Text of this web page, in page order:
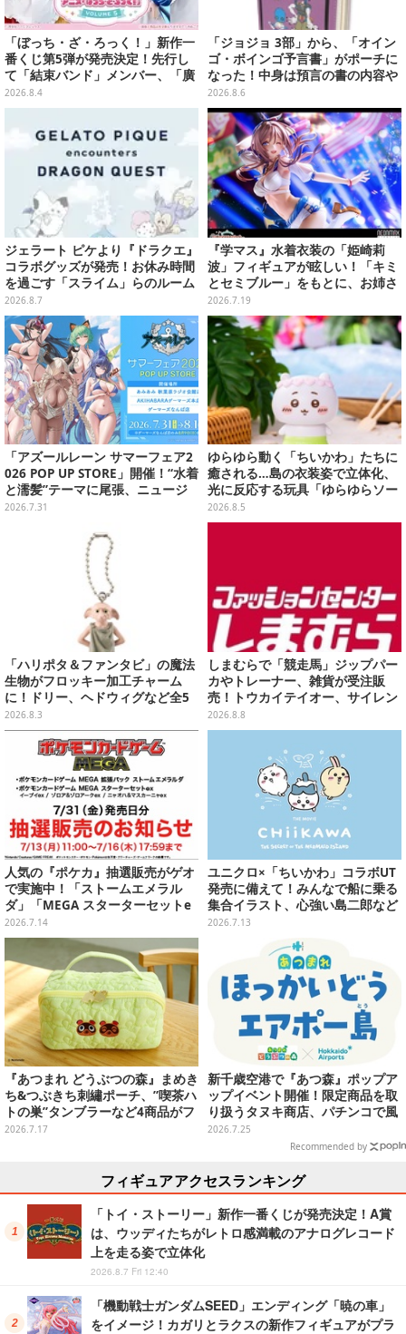
「ぼっち・ざ・ろっく！」新作一
番くじ第5弾が発売決定！先行し
て「結束バンド」メンバー、「廣
井きくり」のメイド衣装フィギュ
アを公開
2026.8.4
「ジョジョ 3部」から、「オイン
ゴ・ボインゴ予言書」がポーチに
なった！中身は預言の書の内容や
アニメ総柄デザインをプリント
2026.8.6
ジェラート ピケより『ドラクエ』
コラボグッズが発売！お休み時間
を過ごす「スライム」らのルーム
ウェア、雑貨など多数ラインナッ
プ
2026.8.7
『学マス』水着衣装の「姫崎莉
波」フィギュアが眩しい！「キミ
とセミブルー」をもとに、お姉さ
ん力あふれる姿を立体化
2026.7.19
「アズールレーン サマーフェア2
026 POP UP STORE」開催！“水着
と濡髪”テーマに尾張、ニュージ
ャージーなど新規描き下ろしイラ
2026.7.31
ゆらゆら動く「ちいかわ」たちに
癒される…島の衣装姿で立体化、
光に反応する玩具「ゆらゆらソー
ラー」全8種が全国アミューズメ
ント施設にて展開
2026.8.5
「ハリポタ＆ファンタビ」の魔法
生物がフロッキー加工チャーム
に！ドリー、ヘドウィグなど全5
種のガシャポンが8月第5週より発
売
2026.8.3
しまむらで「競走馬」ジップパー
カやトレーナー、雑貨が受注販
売！トウカイテイオー、サイレン
ススズカなど名馬をデザイン
2026.8.8
人気の『ポケカ』抽選販売がゲオ
で実施中！「ストームエメラル
ダ」「MEGA スターターセットe
x」各種の全4商品
2026.7.14
ユニクロ×「ちいかわ」コラボUT
発売に備えて！みんなで船に乗る
集合イラスト、心強い島二郎など
映画を記念した特別コレクション
2026.7.13
『あつまれ どうぶつの森』まめき
ち&つぶきち刺繡ポーチ、”喫茶ハ
トの巣”タンブラーなど4商品がフ
ァミリーマートにて再登場！
2026.7.17
新千歳空港で『あつ森』ポップア
ップイベント開催！限定商品を取
り扱うタヌキ商店、パチンコで風
船を狙う体験ゲームなど
2026.7.25
Recommended by
フィギュアアクセスランキング
「トイ・ストーリー」新作一番くじが発売決定！A賞
は、ウッディたちがレトロ感満載のアナログレコード
上を走る姿で立体化
2026.8.7 Fri 12:40
「機動戦士ガンダムSEED」エンディング「暁の車」
をイメージ！カガリとラクスの新作フィギュアがプラ